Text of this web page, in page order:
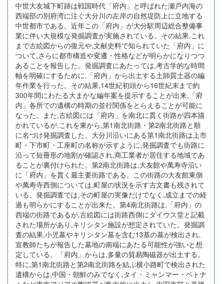
中世大友城下町跡は戦国時代「府内」と呼ばれた瀬戸内海の
西端部の別府湾に注ぐ大分川の左岸の自然堤防上に立地する
中世都市である。近年この「府内」が大分駅周辺総合整備事
業に伴い大規模な発掘調査が実施されている。その結果,これ
まで古絵図からの復元や,文献史料で知られていた「府内」に
ついて,さらに都市構造や変遷・性格などが明らかになりつつ
あることを報告した。発掘調査にあたっては,考古学的な時間
軸を明確にするために,「府内」から出土する土師質土器の編
年作業を行った。その結果,14世紀初頭から16世紀末まで約
300年間にわたる大まかな編年案を提示することが出来,「府
内」各所での遺構の時期の並行関係をとらえることが可能に
なった。また,古絵図には「府内」を南北に貫く街路が四本描
かれているが,これを東から,第1南北街路・第2南北街路と順
に名づけ発掘調査した。大分川沿いにある第1南北街路は上市
町・下市町・工座町の名称が示すように,発掘調査でも街路に
沿って短冊形の地割が確認され,商工業者が居住する地域であ
ることが裏付けられた。第2南北街路は,大友館や萬寿寺沿い
に「府内」を貫く最主要街路である。この街路の大友館東側
や萬寿寺西側については,町屋の状況を示す古文書も残されて
いる。発掘調査では,その町屋の実像だけでなく,成立までの経
過も明らかにすることが出来た。第4南北街路は,「府内」の
西端の街路であるが,古絵図には街路西側にダイウス堂と記載
された場所があり,キリシタン施設が想定されていた。発掘調
査の結果,小児墓やキリシタン墓を含む13基の墓が検出され,
宣教師たちが報告した墓地の南端にあたる可能性が強いと想
定している。「府内」からは,多量の貿易陶磁器が出土する。
特に,第1南北街路と第2南北街路を結ぶ横小路町で検出された
遺構からは,中国・朝鮮のみでなく,タイ・ミャンマー・ベトナ